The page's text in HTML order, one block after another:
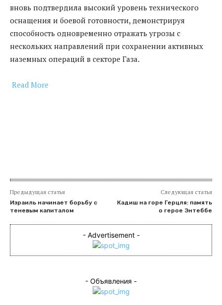
вновь подтвердила высокий уровень технического
оснащения и боевой готовности, демонстрируя
способность одновременно отражать угрозы с
нескольких направлений при сохранении активных
наземных операций в секторе Газа.
Read More
Предыдущая статья
Израиль начинает борьбу с
теневым капиталом
Следующая статья
Кадиш на горе Герцля: память
о герое Энтеббе
- Advertisement -
- Объявления -